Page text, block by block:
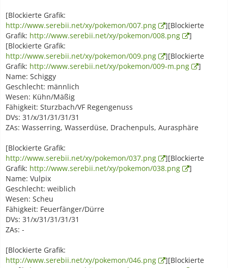
[Blockierte Grafik:
http://www.serebii.net/xy/pokemon/007.png
][Blockierte
Grafik: http://www.serebii.net/xy/pokemon/008.png
]
[Blockierte Grafik:
http://www.serebii.net/xy/pokemon/009.png
][Blockierte
Grafik: http://www.serebii.net/xy/pokemon/009-m.png
]
Name: Schiggy
Geschlecht: männlich
Wesen: Kühn/Mäßig
Fähigkeit: Sturzbach/VF Regengenuss
DVs: 31/x/31/31/31/31
ZAs: Wasserring, Wasserdüse, Drachenpuls, Aurasphäre
[Blockierte Grafik:
http://www.serebii.net/xy/pokemon/037.png
][Blockierte
Grafik: http://www.serebii.net/xy/pokemon/038.png
]
Name: Vulpix
Geschlecht: weiblich
Wesen: Scheu
Fähigkeit: Feuerfänger/Dürre
DVs: 31/x/31/31/31/31
ZAs: -
[Blockierte Grafik:
http://www.serebii.net/xy/pokemon/046.png
][Blockierte